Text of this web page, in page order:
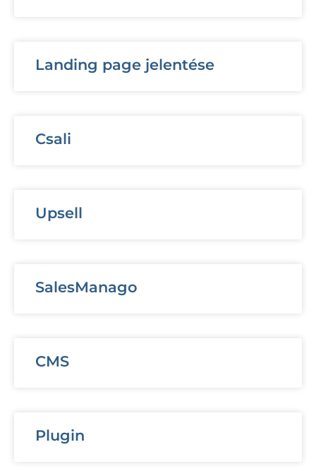
Landing page jelentése
Csali
Upsell
SalesManago
CMS
Plugin